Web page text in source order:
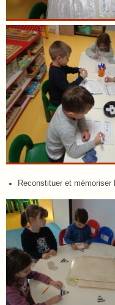
Reconstituer et